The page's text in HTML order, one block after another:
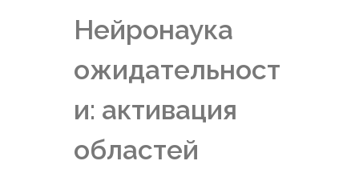
Нейронаука
ожидательност
и: активация
областей